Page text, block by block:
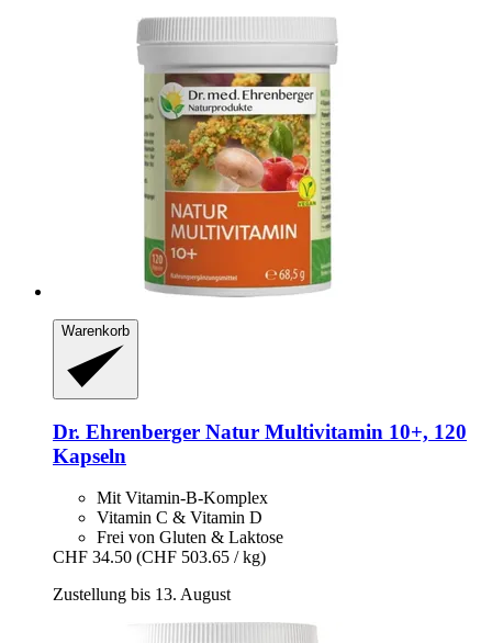
Warenkorb
Dr. Ehrenberger Natur Multivitamin 10+, 120
Kapseln
Mit Vitamin-B-Komplex
Vitamin C & Vitamin D
Frei von Gluten & Laktose
CHF 34.50 (CHF 503.65 / kg)
Zustellung bis 13. August